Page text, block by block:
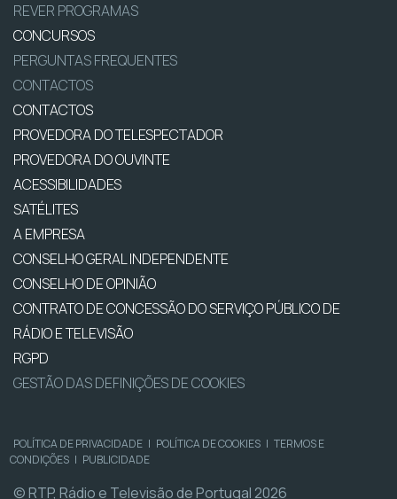
REVER PROGRAMAS
CONCURSOS
PERGUNTAS FREQUENTES
CONTACTOS
CONTACTOS
PROVEDORA DO TELESPECTADOR
PROVEDORA DO OUVINTE
ACESSIBILIDADES
SATÉLITES
A EMPRESA
CONSELHO GERAL INDEPENDENTE
CONSELHO DE OPINIÃO
CONTRATO DE CONCESSÃO DO SERVIÇO PÚBLICO DE
RÁDIO E TELEVISÃO
RGPD
GESTÃO DAS DEFINIÇÕES DE COOKIES
POLÍTICA DE PRIVACIDADE | POLÍTICA DE COOKIES | TERMOS E
CONDIÇÕES | PUBLICIDADE
© RTP, Rádio e Televisão de Portugal 2026